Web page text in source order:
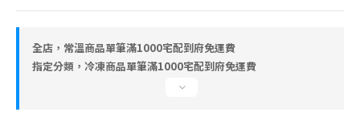
全店，常溫商品單筆滿1000宅配到府免運費
指定分類，冷凍商品單筆滿1000宅配到府免運費